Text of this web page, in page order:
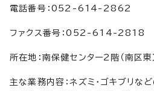
電話番号：052-614-2862
ファクス番号：052-614-2818
所在地：南保健センター2階（南区
主な業務内容：ネズミ・ゴキブリな